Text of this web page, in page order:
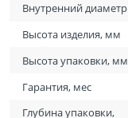
Внутренний диаметр
Высота изделия, мм
Высота упаковки, мм
Гарантия, мес
Глубина упаковки,